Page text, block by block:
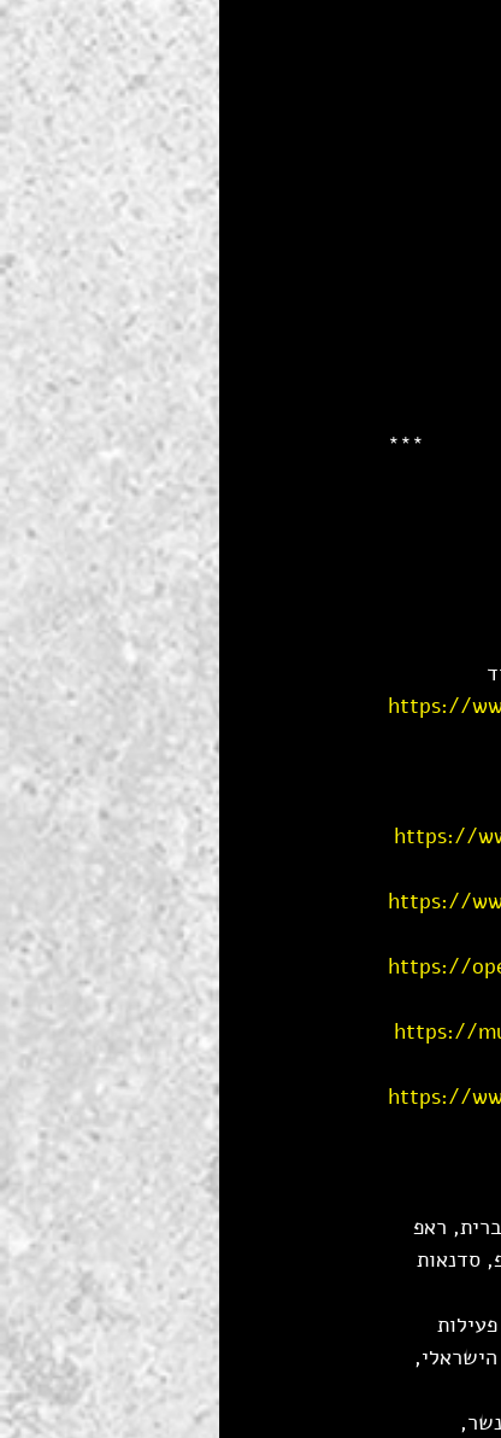
***
https://
https://
https://
https://
https://
https://
ראפ
ראפ, סדנאות